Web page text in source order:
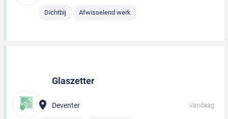
Dichtbij Afwisselend werk
Glaszetter
Deventer Vandaag